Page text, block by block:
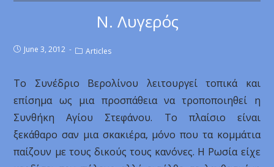
Ν. Λυγερός
June 3, 2012 Articles
Το Συνέδριο Βερολίνου λειτουργεί τοπικά και
επίσημα ως μια προσπάθεια να τροποποιηθεί η
Συνθήκη Αγίου Στεφάνου. Το πλαίσιο είναι
ξεκάθαρο σαν μια σκακιέρα, μόνο που τα κομμάτια
παίζουν με τους δικούς τους κανόνες. Η Ρωσία είχε